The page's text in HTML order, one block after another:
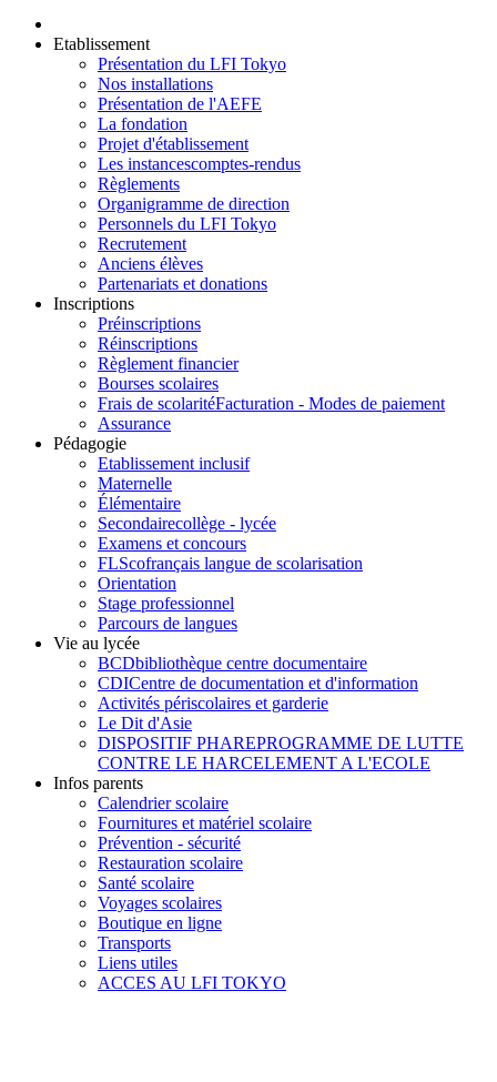
Etablissement
Présentation du LFI Tokyo
Nos installations
Présentation de l'AEFE
La fondation
Projet d'établissement
Les instancescomptes-rendus
Règlements
Organigramme de direction
Personnels du LFI Tokyo
Recrutement
Anciens élèves
Partenariats et donations
Inscriptions
Préinscriptions
Réinscriptions
Règlement financier
Bourses scolaires
Frais de scolaritéFacturation - Modes de paiement
Assurance
Pédagogie
Etablissement inclusif
Maternelle
Élémentaire
Secondairecollège - lycée
Examens et concours
FLScofrançais langue de scolarisation
Orientation
Stage professionnel
Parcours de langues
Vie au lycée
BCDbibliothèque centre documentaire
CDICentre de documentation et d'information
Activités périscolaires et garderie
Le Dit d'Asie
DISPOSITIF PHAREPROGRAMME DE LUTTE
CONTRE LE HARCELEMENT A L'ECOLE
Infos parents
Calendrier scolaire
Fournitures et matériel scolaire
Prévention - sécurité
Restauration scolaire
Santé scolaire
Voyages scolaires
Boutique en ligne
Transports
Liens utiles
ACCES AU LFI TOKYO